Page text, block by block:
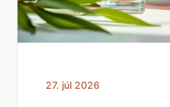
27. júl 2026